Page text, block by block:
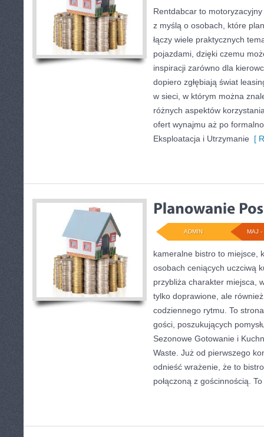
Rentdabcar to
z myślą o osobach, które
łączy wiele praktycznych
pojazdami, dzięki czemu
inspiracji zarówno dla
dopiero zgłębiają świat
w sieci, w którym można
różnych aspektów
ofert wynajmu aż po
Eksploatacja i Utrzymanie [
MAJ -
ADMIN
kameralne bistro to miejsce,
osobach ceniących uczciwą
przybliża charakter miejsca,
tylko doprawione, ale
codziennego rytmu. To
gości, poszukujących
Sezonowe Gotowanie i
Waste. Już od pierwszego
odnieść wrażenie, że to
połączoną z gościnnością.